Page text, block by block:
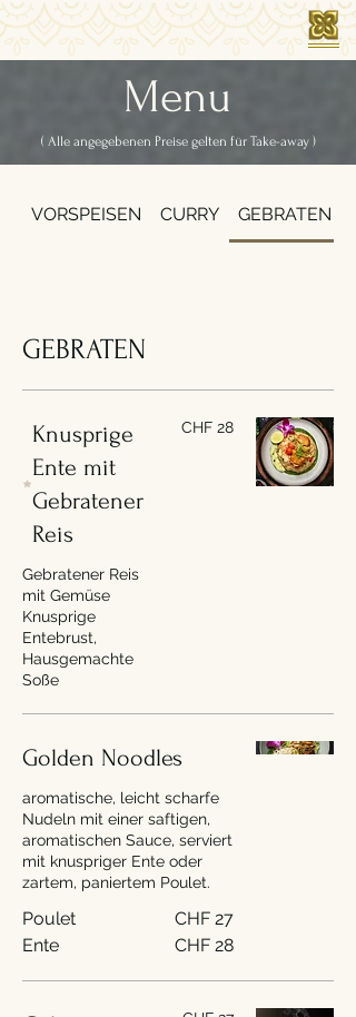
Menu
( Alle angegebenen Preise gelten für Take-away )
VORSPEISEN CURRY GEBRATEN
GEBRATEN
Knusprige
Ente mit
Gebratener
Reis
Gebratener Reis
mit Gemüse
Knusprige
Entebrust,
Hausgemachte
Soße
CHF 28
Golden Noodles
aromatische, leicht scharfe
Nudeln mit einer saftigen,
aromatischen Sauce, serviert
mit knuspriger Ente oder
zartem, paniertem Poulet.
Poulet
CHF 27
Ente
CHF 28